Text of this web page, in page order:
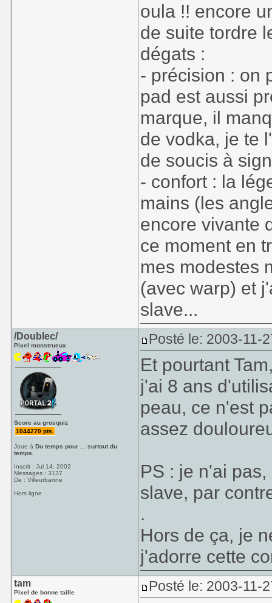
oula !! encore
de suite tordre
dégats :
- précision : on
pad est aussi
marque, il
de vodka, je te
de soucis à
- confort : la
mains (les
encore vivante
ce moment en
mes modestes
(avec warp) et
slave...
/Doublec/
Pixel monstrueux
Score au grosquiz
1044270 pts.
Joue àDu temps pour ... surtout du
temps.
Inscrit : Jul 14, 2002
Messages : 3137
De : Villeurbanne
Hors ligne
Posté le: 2003-11-
Et pourtant
j'ai 8 ans
peau, ce n'est
assez
PS : je n'ai
slave, par
.
Hors de ça, je
j'adorre cette
tam
Pixel de bonne taille Posté le: 2003-11-